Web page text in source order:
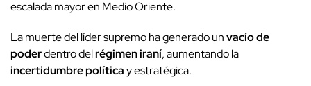
escalada mayor en Medio Oriente.
La muerte del líder supremo ha generado unvacío de
poderdentro delrégimen iraní, aumentando la
incertidumbre políticay estratégica.